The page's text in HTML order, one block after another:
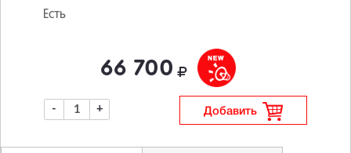
66 700
- + Добавить
Есть